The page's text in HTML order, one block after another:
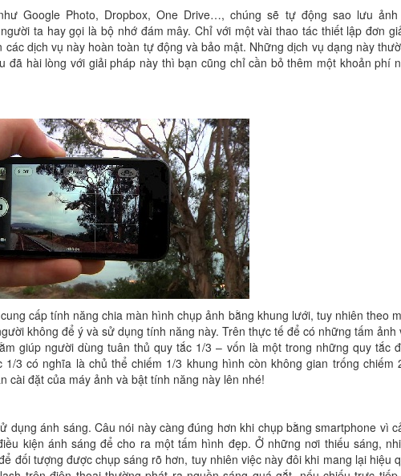
Google Photo, Dropbox, One Drive…, chúng sẽ tự động sao lưu
ta hay gọi là bộ nhớ đám mây. Chỉ với một vài thao tác thiết lập đơn
dịch vụ này hoàn toàn tự động và bảo mật. Những dịch vụ dạng này
đã hài lòng với giải pháp này thì bạn cũng chỉ cần bỏ thêm một khoản phí
cấp tính năng chia màn hình chụp ảnh bằng khung lưới, tuy nhiên theo
không để ý và sử dụng tính năng này. Trên thực tế để có những tấm ảnh
giúp người dùng tuân thủ quy tắc 1/3 – vốn là một trong những quy tắc
3 có nghĩa là chủ thể chiếm 1/3 khung hình còn không gian trống chiếm
cài đặt của máy ảnh và bật tính năng này lên nhé!
dụng ánh sáng. Câu nói này càng đúng hơn khi chụp bằng smartphone vì
kiện ánh sáng để cho ra một tấm hình đẹp. Ở những nơi thiếu sáng,
đối tượng được chụp sáng rõ hơn, tuy nhiên việc này đôi khi mang lại hiệu